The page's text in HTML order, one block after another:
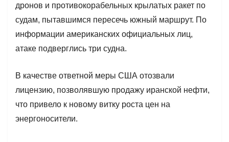
дронов и противокорабельных крылатых ракет по
судам, пытавшимся пересечь южный маршрут. По
информации американских официальных лиц,
атаке подверглись три судна.
В качестве ответной меры США отозвали
лицензию, позволявшую продажу иранской нефти,
что привело к новому витку роста цен на
энергоносители.